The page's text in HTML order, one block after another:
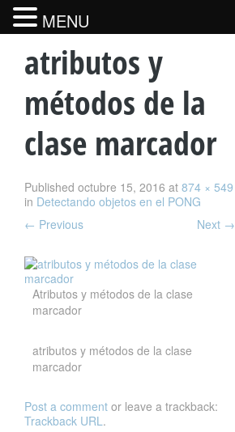
atributos y
métodos de la
clase marcador
Published octubre 15, 2016 at 874 × 549
in Detectando objetos en el PONG
← Previous Next →
Atributos y métodos de la clase
marcador
atributos y métodos de la clase
marcador
Post a comment or leave a trackback:
Trackback URL.
MENU